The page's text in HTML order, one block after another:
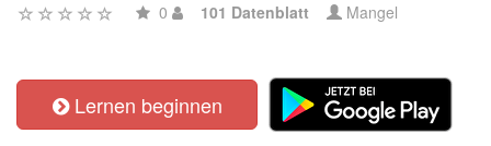
0 101 Datenblatt Mangel
Lernen beginnen